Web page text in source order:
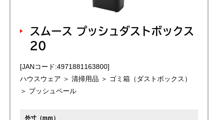
スムース プッシュダストボックス
20
[JANコード:4971881163800]
ハウスウェア ＞ 清掃用品 ＞ ゴミ箱（ダストボックス）
＞ プッシュペール
外寸（mm）